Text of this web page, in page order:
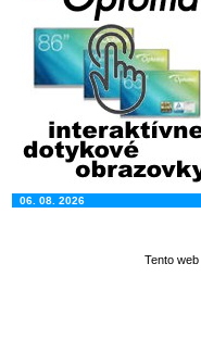
06. 08. 2026
Tento